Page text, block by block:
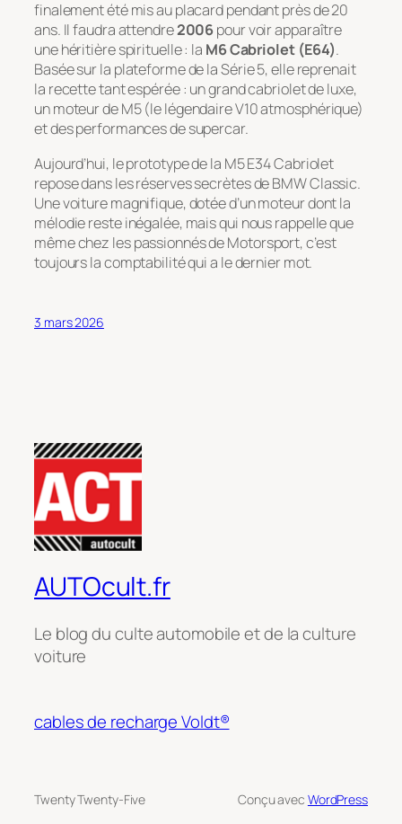
finalement été mis au placard pendant près de 20
ans. Il faudra attendre2006pour voir apparaître
une héritière spirituelle : la M6 Cabriolet (E64).
Basée sur la plateforme de la Série 5, elle reprenait
la recette tant espérée : un grand cabriolet de luxe,
un moteur de M5 (le légendaire V10 atmosphérique)
et des performances de supercar.
Aujourd’hui, le prototype de la M5 E34 Cabriolet
repose dans les réserves secrètes de BMW Classic.
Une voiture magnifique, dotée d’un moteur dont la
mélodie reste inégalée, mais qui nous rappelle que
même chez les passionnés de Motorsport, c’est
toujours la comptabilité qui a le dernier mot.
3 mars 2026
AUTOcult.fr
Le blog du culte automobile et de la culture
voiture
cables de recharge Voldt®
Twenty Twenty-Five Conçu avec WordPress